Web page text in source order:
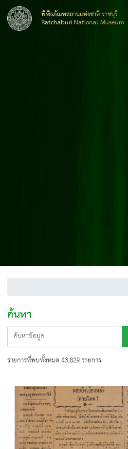
พิพิธภัณฑสถานแห่งชาติ ราชบุรี
Ratchaburi National Museum
ค้นหา
รายการที่พบทั้งหมด 43,829 รายการ